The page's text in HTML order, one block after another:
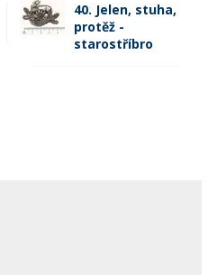
40. Jelen, stuha,
protěž -
starostříbro